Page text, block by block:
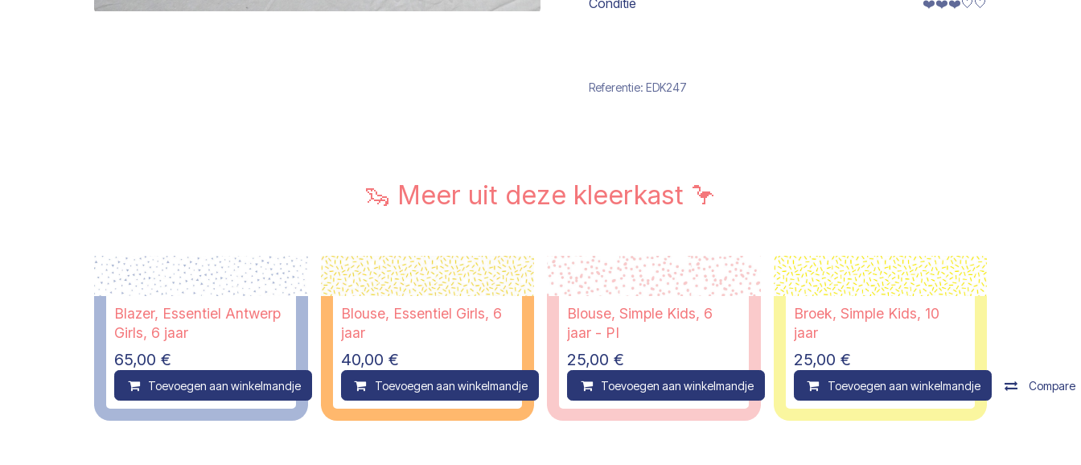
Conditie ❤️❤️❤️🤍🤍
Referentie: EDK247
🦦 Meer uit deze kleerkast 🦩
Blazer, Essentiel Antwerp
Girls, 6 jaar
65,00 €
Toevoegen aan winkelmandje Compare
Blouse, Essentiel Girls, 6
jaar
40,00 €
Toevoegen aan winkelmandje Compare
Blouse, Simple Kids, 6
jaar - PI
25,00 €
Toevoegen aan winkelmandje Compare
Broek, Simple Kids, 10
jaar
25,00 €
Toevoegen aan winkelmandje Compare